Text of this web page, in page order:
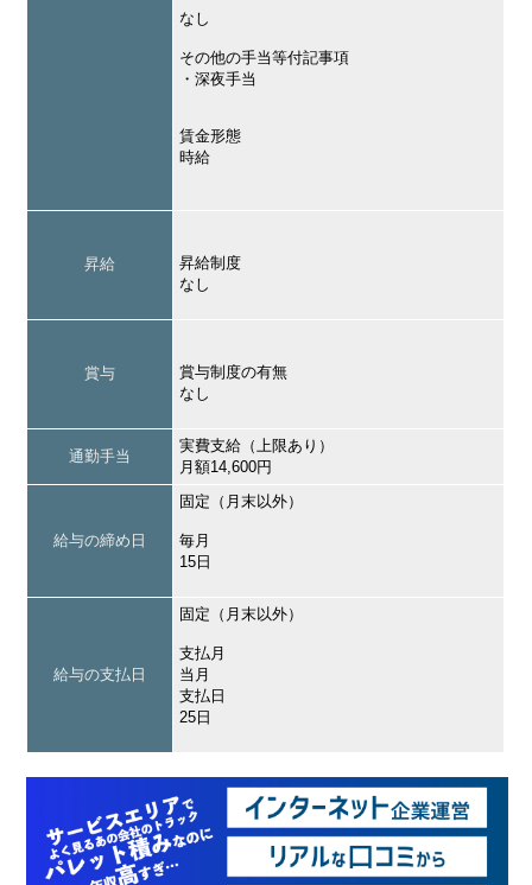
なし
その他の手当等付記事項
・深夜手当
賃金形態
時給
昇給
昇給制度
なし
賞与
賞与制度の有無
なし
通勤手当
実費支給（上限あり）
月額14,600円
給与の締め日
固定（月末以外）
毎月
15日
給与の支払日
固定（月末以外）
支払月
当月
支払日
25日